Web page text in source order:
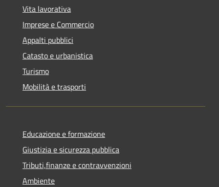
Vita lavorativa
Imprese e Commercio
Appalti pubblici
Catasto e urbanistica
Turismo
Mobilità e trasporti
Educazione e formazione
Giustizia e sicurezza pubblica
Tributi,finanze e contravvenzioni
Ambiente